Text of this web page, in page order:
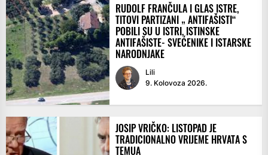
RUDOLF FRANČULA I GLAS ISTRE,
TITOVI PARTIZANI „ ANTIFAŠISTI“
POBILI SU U ISTRI, ISTINSKE
ANTIFAŠISTE- SVEĆENIKE I ISTARSKE
NARODNJAKE
Lili
9. Kolovoza 2026.
JOSIP VRIČKO: LISTOPAD JE
TRADICIONALNO VRIJEME HRVATA S
TEMUA